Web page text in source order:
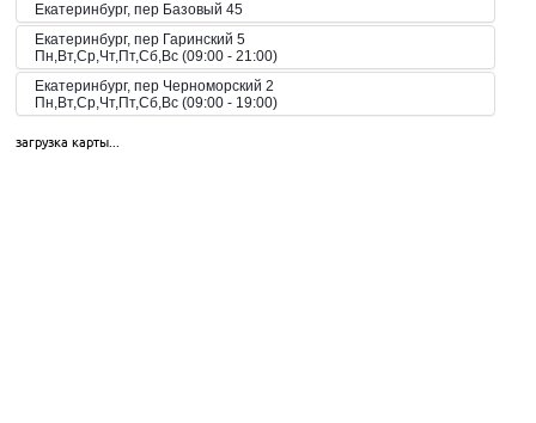
Екатеринбург, пер Базовый 45
Екатеринбург, пер Гаринский 5
Пн,Вт,Ср,Чт,Пт,Сб,Вс (09:00 - 21:00)
Екатеринбург, пер Черноморский 2
Пн,Вт,Ср,Чт,Пт,Сб,Вс (09:00 - 19:00)
Пн-Вс 10:00-20:00
загрузка карты...